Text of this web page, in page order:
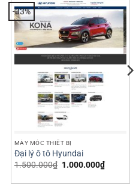
-33%
MÁY MÓC THIẾT BỊ
Đại lý ô tô Hyundai
1.500.000₫ Giá
1.000.000₫Giá
hiện